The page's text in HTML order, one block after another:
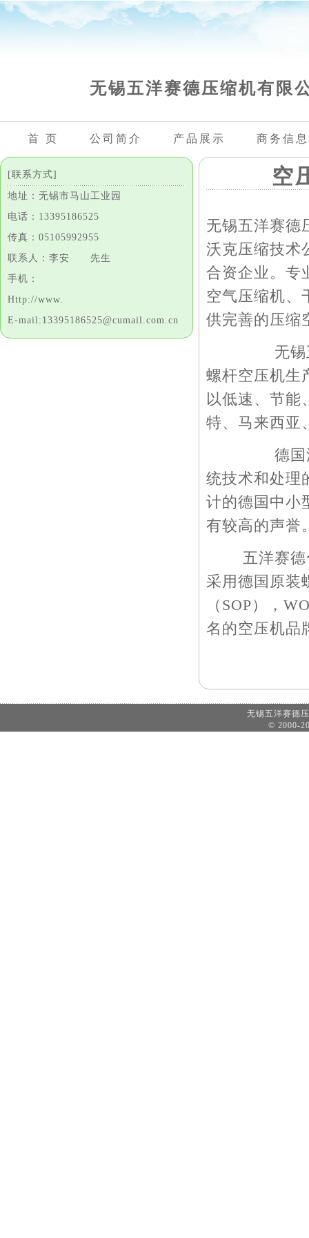
无锡五洋赛德压缩机有限
首 页 公司简介 产品展示 商务信息
[联系方式]
地址：无锡市马山工业园
电话：13395186525
传真：05105992955
联系人：李安 先生
手机：
Http://www.
E-mail:13395186525@cumail.com.cn
空
无锡五洋赛德
沃克压缩技术
合资企业。专
空气压缩机、
供完善的压缩
无锡五洋
螺杆空压机生
以低速、节能
特、马来西亚
德国沃克
统技术和处理
计的德国中小
有较高的声誉
五洋赛德合
采用德国原装
（SOP），
名的空压机品
无锡五洋赛
© 2000-